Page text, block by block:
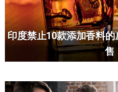
印度禁止10款添加香料
售